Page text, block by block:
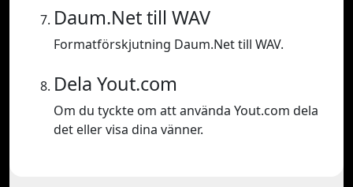
Daum.Net till WAV
Formatförskjutning Daum.Net till WAV.
Dela Yout.com
Om du tyckte om att använda Yout.com dela
det eller visa dina vänner.